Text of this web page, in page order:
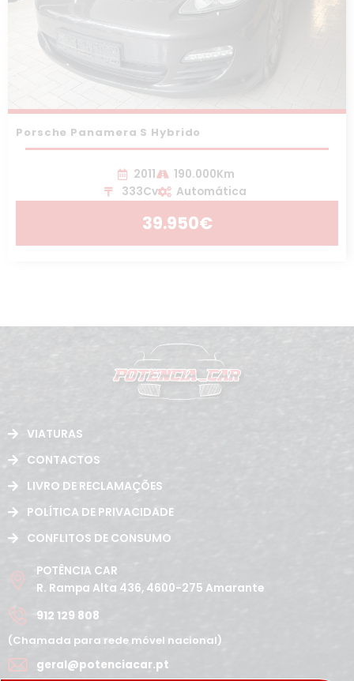
Porsche Panamera S Hybrido
2011
190.000Km
333Cv
Automática
39.950€
VIATURAS
CONTACTOS
LIVRO DE RECLAMAÇÕES
POLÍTICA DE PRIVACIDADE
CONFLITOS DE CONSUMO
POTÊNCIA CAR
R. Rampa Alta 436, 4600-275 Amarante
912 129 808
(Chamada para rede móvel nacional)
geral@potenciacar.pt